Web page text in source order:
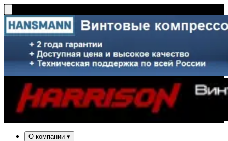
О компании ▾